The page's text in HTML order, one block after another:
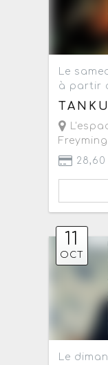
Le
à partir
11
OCT
Le